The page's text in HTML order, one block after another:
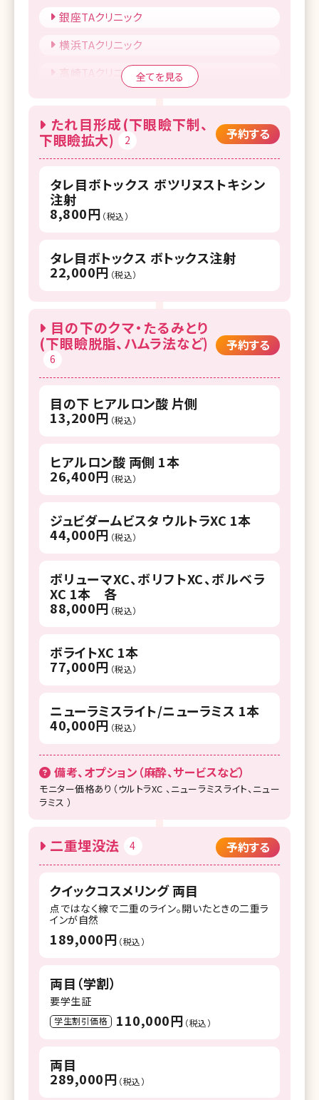
銀座TAクリニック
横浜TAクリニック
高崎TAクリニック
仙台TAクリニック
福岡TAクリニック
全てを見る
たれ目形成(下眼瞼下制、
下眼瞼拡大)
2 予約する
タレ目ボトックス ボツリヌストキシン
注射
8,800円 （税込）
タレ目ボトックス ボトックス注射
22,000円 （税込）
目の下のクマ・たるみとり
(下眼瞼脱脂、ハムラ法など)
6
予約する
目の下 ヒアルロン酸 片側
13,200円 （税込）
ヒアルロン酸 両側 1本
26,400円 （税込）
ジュビダームビスタ ウルトラXC 1本
44,000円 （税込）
ボリューマXC、ボリフトXC、ボルベラ
XC 1本 各
88,000円 （税込）
ボライトXC 1本
77,000円 （税込）
ニューラミスライト/ニューラミス 1本
40,000円 （税込）
備考、オプション（麻酔、サービスなど）
モニター価格あり（ウルトラXC 、ニューラミスライト、ニュー
ラミス ）
二重埋没法 4 予約する
クイックコスメリング 両目
点ではなく線で二重のライン。開いたときの二重ラ
インが自然
189,000円 （税込）
両目（学割）
要学生証
学生割引価格 110,000円 （税込）
両目
289,000円 （税込）